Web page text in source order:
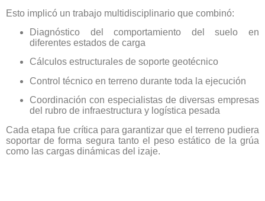
Esto implicó un trabajo multidisciplinario que combinó:
Diagnóstico del comportamiento del suelo en
diferentes estados de carga
Cálculos estructurales de soporte geotécnico
Control técnico en terreno durante toda la ejecución
Coordinación con especialistas de diversas empresas
del rubro de infraestructura y logística pesada
Cada etapa fue crítica para garantizar que el terreno pudiera
soportar de forma segura tanto el peso estático de la grúa
como las cargas dinámicas del izaje.